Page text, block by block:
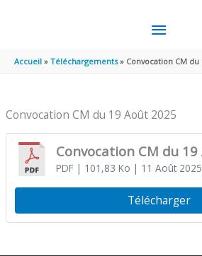
MENU
Accueil Téléchargements Convocation CM du
Convocation CM du 19 Août 2025
Convocation CM du
PDF| 101,83 Ko | 11 Août 2025
Télécharger